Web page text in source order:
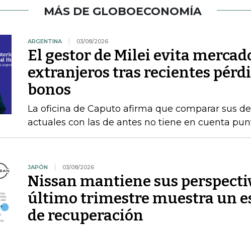
MÁS DE GLOBOECONOMÍA
ARGENTINA 03/08/2026
El gestor de Milei evita
extranjeros tras recientes
bonos
La oficina de Caputo afirma que comparar sus
actuales con las de antes no tiene en cuenta
JAPÓN 03/08/2026
Nissan mantiene sus
último trimestre muestra un
de recuperación